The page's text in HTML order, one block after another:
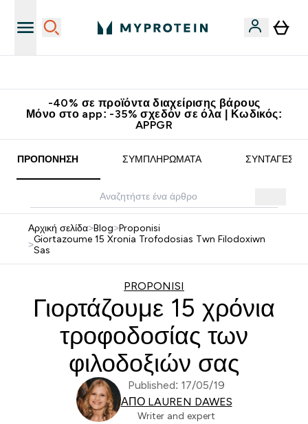
-40% σε προϊόντα διαχείρισης βάρους
Μόνο στο app: -35% σχεδόν σε όλα | Κωδικός:
APPGR
ΠΡΟΠΌΝΗΣΗ ΣΥΜΠΛΗΡΏΜΑΤΑ ΣΥΝΤΑΓΈΣ
Αρχική σελίδα>Blog>Proponisi
>Giortazoume 15 Xronia Trofodosias Twn Filodoxiwn
Sas
PROPONISI
Γιορτάζουμε 15 χρόνια
τροφοδοσίας των
φιλοδοξιών σας
Published: 17/05/19
ΑΠΌ LAUREN DAWES
Writer and expert